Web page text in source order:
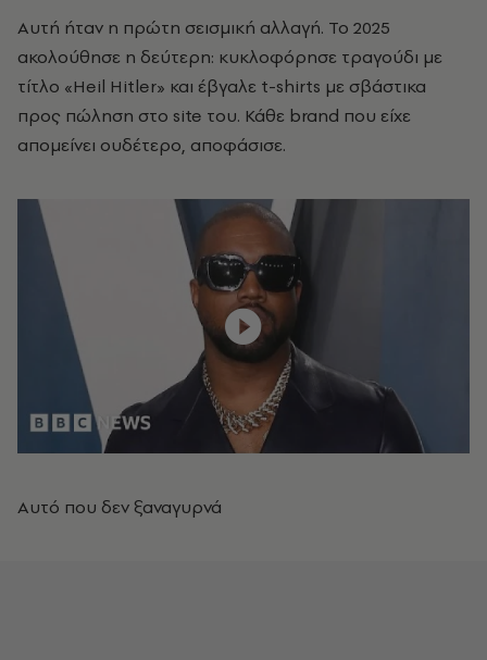
Αυτή ήταν η πρώτη σεισμική αλλαγή. Το 2025
ακολούθησε η δεύτερη: κυκλοφόρησε τραγούδι με
τίτλο «Heil Hitler» και έβγαλε t-shirts με σβάστικα
προς πώληση στο site του. Κάθε brand που είχε
απομείνει ουδέτερο, αποφάσισε.
Αυτό που δεν ξαναγυρνά